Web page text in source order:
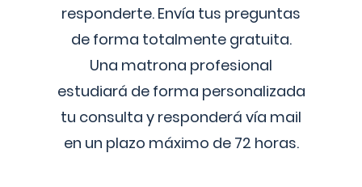
responderte. Envía tus preguntas
de forma totalmente gratuita.
Una matrona profesional
estudiará de forma personalizada
tu consulta y responderá vía mail
en un plazo máximo de 72 horas.